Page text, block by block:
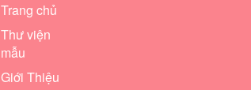
Trang chủ
Thư viện
mẫu
Giới Thiệu